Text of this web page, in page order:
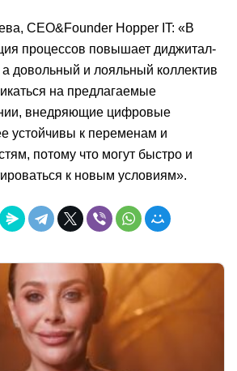
CEO&Founder Hopper IT: «В
процессов повышает диджитал-
довольный и лояльный коллектив
на предлагаемые
внедряющие цифровые
устойчивы к переменам и
потому что могут быстро и
к новым условиям».